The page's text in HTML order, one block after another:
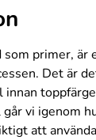
som primer, är
Det är
innan
vi igenom
att